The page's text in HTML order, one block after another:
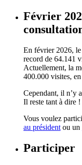
Février
En février 2026,
record de 64.141
Actuellement, la
400.000 visites,
Cependant, il n’y
Il reste tant à dire !
Vous voulez
au président ou un
Participer